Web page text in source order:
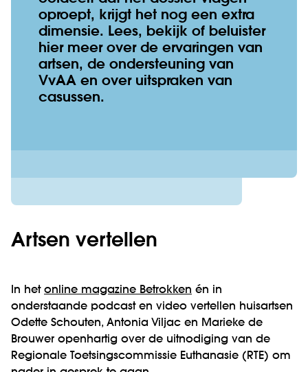
oproept, krijgt het nog een extra
dimensie. Lees, bekijk of beluister
hier meer over de ervaringen van
artsen, de ondersteuning van
VvAA en over uitspraken van
casussen.
Artsen vertellen
In het online magazine Betrokken én in
onderstaande podcast en video vertellen huisartsen
Odette Schouten, Antonia Viljac en Marieke de
Brouwer openhartig over de uitnodiging van de
Regionale Toetsingscommissie Euthanasie (RTE) om